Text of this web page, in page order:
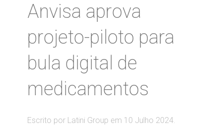
Anvisa aprova
projeto-piloto para
bula digital de
medicamentos
Escrito por Latini Group em 10 Julho 2024.